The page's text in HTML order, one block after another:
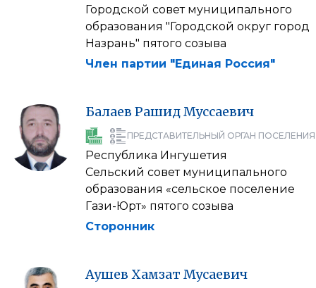
Городской совет муниципального
образования "Городской округ город
Назрань" пятого созыва
Член партии "Единая Россия"
Балаев РашидМуссаевич
ПРЕДСТАВИТЕЛЬНЫЙ ОРГАН ПОСЕЛЕНИЯ
Республика Ингушетия
Сельский совет муниципального
образования «сельское поселение
Гази-Юрт» пятого созыва
Сторонник
Аушев Хамзат Мусаевич